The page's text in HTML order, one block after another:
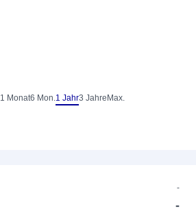
1 Monat6 Mon.1 Jahr3 Jahre Max.
-
-